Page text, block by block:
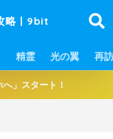
略 | 9bit
精霊 光の翼 再訪
」スタート！